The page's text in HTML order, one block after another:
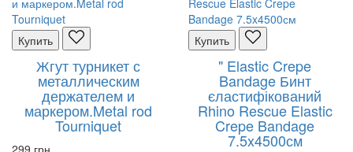
Купить
Жгут турникет с
металлическим
держателем и
маркером.Metal rod
Tourniquet
299 грн
Купить
" Elastic Crepe
Bandage Бинт
єластифікований
Rhino Rescue Elastic
Crepe Bandage
7.5x4500см